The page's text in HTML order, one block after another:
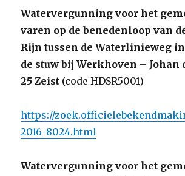
Watervergunning voor het
varen op de benedenloop van
Rijn tussen de Waterlinieweg
de stuw bij Werkhoven – Johan
25 Zeist (code HDSR5001)
https://
2016-8024.html
Watervergunning voor het